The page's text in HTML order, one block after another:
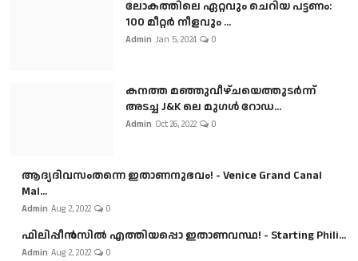
ലോകത്തിലെ ഏറ്റവും ചെറിയ പട്ടണം:
100 മീറ്റർ നീളവും ...
Admin Jan 5, 2024 0
കനത്ത മഞ്ഞുവീഴ്ചയെത്തുടർന്ന്
അടച്ച J&K ലെ മുഗൾ റോഡ...
Admin Oct 26, 2022 0
ആദ്യദിവസംതന്നെ ഇതാണനുഭവം! - Venice Grand Canal
Mal...
Admin Aug 2, 2022 0
ഫിലിപ്പീൻസിൽ എത്തിയപ്പൊ ഇതാണവസ്ഥ! - Starting Phili...
Admin Aug 2, 2022 0